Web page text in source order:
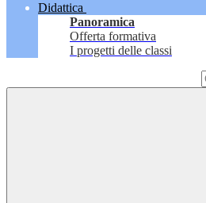
Didattica
Panoramica
Offerta formativa
I progetti delle classi